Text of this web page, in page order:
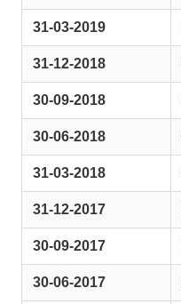
31-03-2019
31-12-2018
30-09-2018
30-06-2018
31-03-2018
31-12-2017
30-09-2017
30-06-2017